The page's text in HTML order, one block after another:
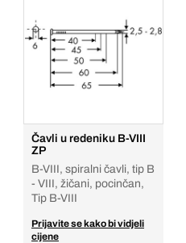
Čavli u redeniku B-VIII
ZP
B-VIII, spiralni čavli, tip B
- VIII, žičani, pocinčan,
Tip B-VIII
Prijavite se kako bi vidjeli
cijene